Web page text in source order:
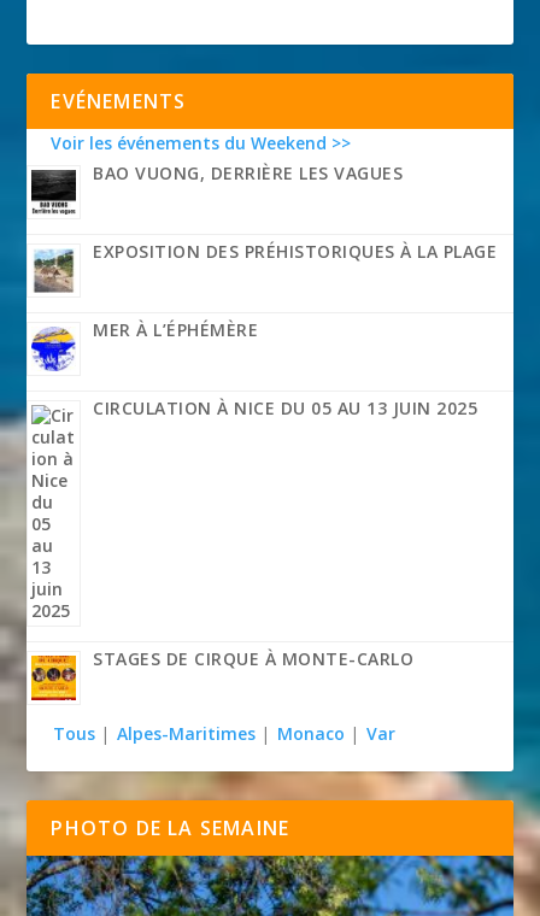
EVÉNEMENTS
Voir les événements du Weekend >>
BAO VUONG, DERRIÈRE LES VAGUES
EXPOSITION DES PRÉHISTORIQUES À LA PLAGE
MER À L’ÉPHÉMÈRE
CIRCULATION À NICE DU 05 AU 13 JUIN 2025
STAGES DE CIRQUE À MONTE-CARLO
Tous | Alpes-Maritimes | Monaco | Var
PHOTO DE LA SEMAINE